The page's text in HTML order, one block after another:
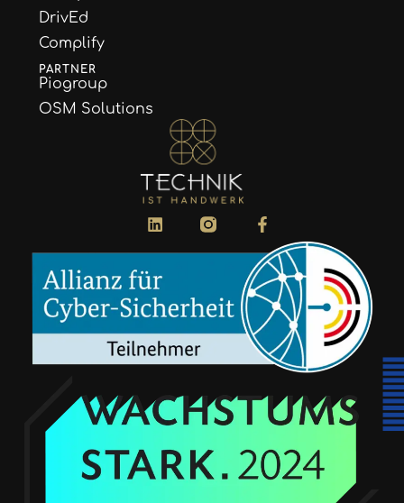
DrivEd
Complify
PARTNER
Piogroup
OSM Solutions